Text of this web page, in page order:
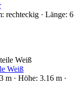
rechteckig · Länge: 6
Weiß
m · Höhe: 3.16 m ·